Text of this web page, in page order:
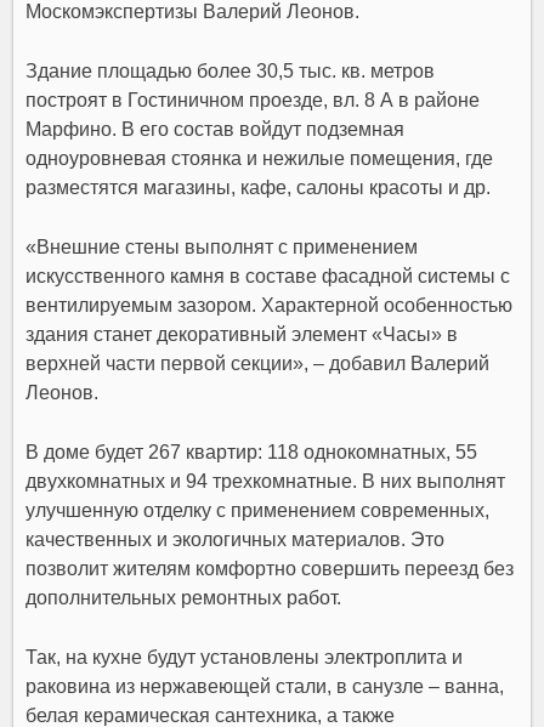
Москомэкспертизы Валерий Леонов.
Здание площадью более 30,5 тыс. кв. метров
построят в Гостиничном проезде, вл. 8 А в районе
Марфино. В его состав войдут подземная
одноуровневая стоянка и нежилые помещения, где
разместятся магазины, кафе, салоны красоты и др.
«Внешние стены выполнят с применением
искусственного камня в составе фасадной системы с
вентилируемым зазором. Характерной особенностью
здания станет декоративный элемент «Часы» в
верхней части первой секции», – добавил Валерий
Леонов.
В доме будет 267 квартир: 118 однокомнатных, 55
двухкомнатных и 94 трехкомнатные. В них выполнят
улучшенную отделку с применением современных,
качественных и экологичных материалов. Это
позволит жителям комфортно совершить переезд без
дополнительных ремонтных работ.
Так, на кухне будут установлены электроплита и
раковина из нержавеющей стали, в санузле – ванна,
белая керамическая сантехника, а также